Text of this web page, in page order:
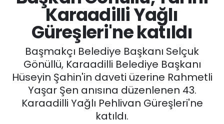
Karaadilli Yağlı
Güreşleri'ne katıldı
Başmakçı Belediye Başkanı Selçuk
Gönüllü, Karaadilli Belediye Başkanı
Hüseyin Şahin'in daveti üzerine Rahmetli
Yaşar Şen anısına düzenlenen 43.
Karaadilli Yağlı Pehlivan Güreşleri'ne
katıldı.
GÜNCEL
SİYASET
EĞİTİM
MAGAZİN
Süper Lig Puan Durumu ve Fikstür
Tüm Manşetler
Son Dakika Haberleri
Haber Arşivi